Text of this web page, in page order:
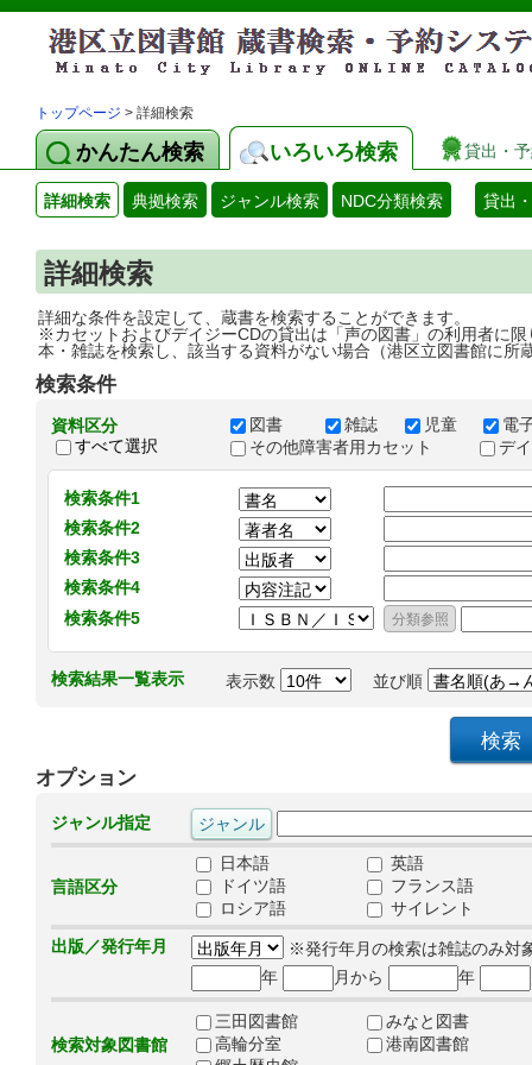
トップページ > 詳細検索
かんたん検索 いろいろ検索 貸出・
詳細検索 典拠検索 ジャンル検索 NDC分類検索 貸出
詳細検索
詳細な条件を設定して、蔵書を検索することができます。
※カセットおよびデイジーCDの貸出は「声の図書」の利用者に限
本・雑誌を検索し、該当する資料がない場合（港区立図書館に所
検索条件
資料区分
すべて選択
図書 雑誌 児童
電
その他障害者用カセット
デ
検索条件1
検索条件2
検索条件3
検索条件4
検索条件5
検索結果一覧表示 表示数 並び順
オプション
ジャンル指定
言語区分
日本語
英語
ドイツ語
フランス語
ロシア語
サイレント
出版／発行年月
※発行年月の検索は雑誌のみ対
年
月から 年
検索対象図書館
三田図書館
みなと図書
高輪分室
港南図書館